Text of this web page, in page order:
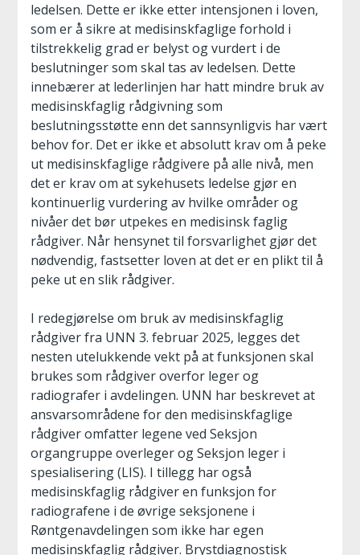
ledelsen. Dette er ikke etter intensjonen i loven,
som er å sikre at medisinskfaglige forhold i
tilstrekkelig grad er belyst og vurdert i de
beslutninger som skal tas av ledelsen. Dette
innebærer at lederlinjen har hatt mindre bruk av
medisinskfaglig rådgivning som
beslutningsstøtte enn det sannsynligvis har vært
behov for. Det er ikke et absolutt krav om å peke
ut medisinskfaglige rådgivere på alle nivå, men
det er krav om at sykehusets ledelse gjør en
kontinuerlig vurdering av hvilke områder og
nivåer det bør utpekes en medisinsk faglig
rådgiver. Når hensynet til forsvarlighet gjør det
nødvendig, fastsetter loven at det er en plikt til å
peke ut en slik rådgiver.
I redegjørelse om bruk av medisinskfaglig
rådgiver fra UNN 3. februar 2025, legges det
nesten utelukkende vekt på at funksjonen skal
brukes som rådgiver overfor leger og
radiografer i avdelingen. UNN har beskrevet at
ansvarsområdene for den medisinskfaglige
rådgiver omfatter legene ved Seksjon
organgruppe overleger og Seksjon leger i
spesialisering (LIS). I tillegg har også
medisinskfaglig rådgiver en funksjon for
radiografene i de øvrige seksjonene i
Røntgenavdelingen som ikke har egen
medisinskfaglig rådgiver. Brystdiagnostisk